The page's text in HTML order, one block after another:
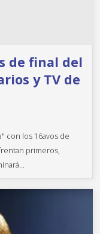
de final del
y TV de
con los 16avos de
primeros,